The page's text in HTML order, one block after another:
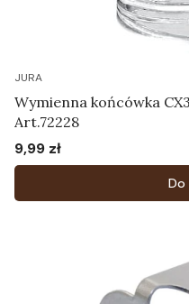
JURA
Wymienna końcówka
Art.72228
Cena
9,99 zł
Do